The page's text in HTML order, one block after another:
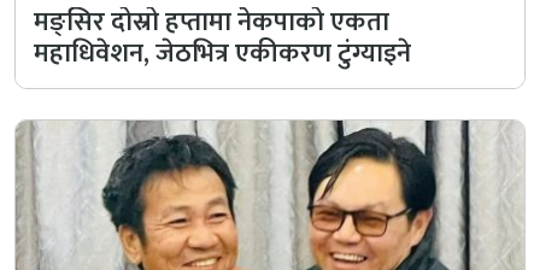
मङ्सिर दोस्रो हप्तामा नेकपाको एकता
महाधिवेशन, जेठभित्र एकीकरण टुंग्याइने